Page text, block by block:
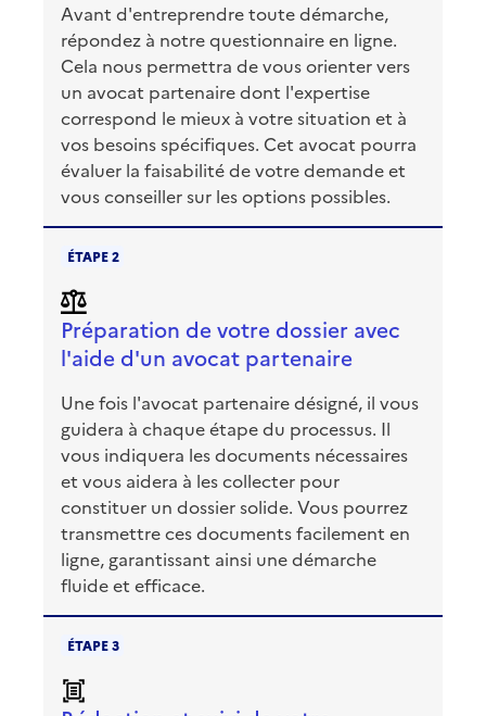
Avant d'entreprendre toute démarche,
répondez à notre questionnaire en ligne.
Cela nous permettra de vous orienter vers
un avocat partenaire dont l'expertise
correspond le mieux à votre situation et à
vos besoins spécifiques. Cet avocat pourra
évaluer la faisabilité de votre demande et
vous conseiller sur les options possibles.
ÉTAPE 2
Préparation de votre dossier avec
l'aide d'un avocat partenaire
Une fois l'avocat partenaire désigné, il vous
guidera à chaque étape du processus. Il
vous indiquera les documents nécessaires
et vous aidera à les collecter pour
constituer un dossier solide. Vous pourrez
transmettre ces documents facilement en
ligne, garantissant ainsi une démarche
fluide et efficace.
ÉTAPE 3